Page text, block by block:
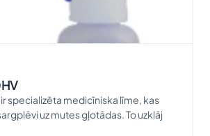
specializēta medicīniska līme, kas
uz mutes gļotādas. To uzklāj